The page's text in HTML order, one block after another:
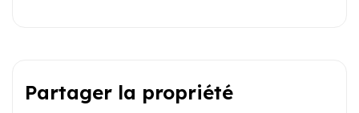
Partager la propriété